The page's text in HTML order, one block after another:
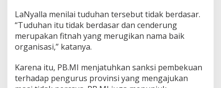
LaNyalla menilai tuduhan tersebut tidak berdasar.
“Tuduhan itu tidak berdasar dan cenderung
merupakan fitnah yang merugikan nama baik
organisasi,” katanya.
Karena itu, PB.MI menjatuhkan sanksi pembekuan
terhadap pengurus provinsi yang mengajukan